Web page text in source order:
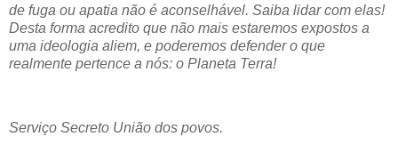
de fuga ou apatia não é aconselhável. Saiba lidar com elas!
Desta forma acredito que não mais estaremos expostos a
uma ideologia aliem, e poderemos defender o que
realmente pertence a nós: o Planeta Terra!
Serviço Secreto União dos povos.